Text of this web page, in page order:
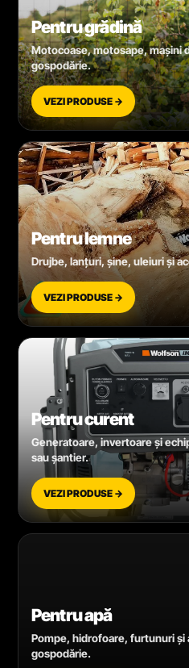
Pentru grădină
Motocoase, motosape, mașini
gospodărie.
VEZI PRODUSE →
Pentru lemne
Drujbe, lanțuri, șine, uleiuri și
VEZI PRODUSE →
Pentru curent
Generatoare, invertoare și
sau șantier.
VEZI PRODUSE →
Pentru apă
Pompe, hidrofoare, furtunuri și
gospodărie.